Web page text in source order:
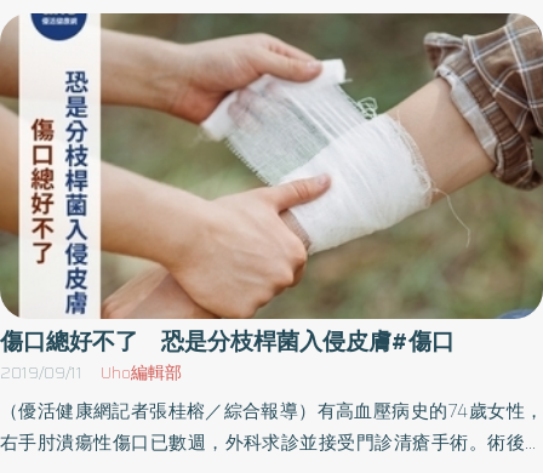
分。但若傷口較深、出血明顯、出現組織液、清洗後未充分乾燥、
傷口邊緣不規則、面積較大的傷口、整片的擦傷，或傷口有潰爛、
化膿等感染症狀，不可使用液體OK繃，以免造成更嚴重的感染。大
傷口適用人工皮由於液體OK繃無法吸附多餘的組織液，也不能保持
傷口溼潤，反而會阻礙傷口縮小及癒合，如果傷口乾淨、面積較大
的話，建議改用「人工皮」。針對乾淨的表淺傷口，使用透氣、防
水的水膠體材質的人工皮，可稍微吸收傷口的組織液，減少疼痛
感，並幫助傷口癒合，也較不易留疤。
Hyunwoo Yuk表示，該膠帶可以密合柔軟、脆弱的組織，如肺部和
氣管等，未來還有助於連接醫療工具與身體組織。傷口組織水分多
手術縫合線有缺點根據《BBC》報導，麻省理工學院助理教授
Xuanhe Zhao指出，每年全球超過2.3億例大型外科手術，其中許多
需要縫合線來閉合傷口，過程中會對組織造成壓力，並可能導致傷
口感染、疼痛和疤痕。密合傷口並不簡單，因為組織上的水分會干
擾兩邊組織的黏附，現有組織膠水透過特殊分子排除水分，再將傷
口密合，卻需要幾分鐘或更長的時間，還可能沾黏其他部位。蜘蛛
雨天捕獵獲靈感 速黏雙面膠帶《MIT News》報導，研究人員從蜘蛛
在雨中獵食獲得靈感，蜘蛛會分泌富含多醣的黏液，吸收獵物表面
的水分，清出一塊乾燥部位可以黏附。為了製作仿生膠帶，研究團
隊使用聚丙烯酸─一種尿布常用物質，來吸收水分，並在黏附組織間
形成氫鍵連接，再透過一些酯類，產生更強的共價鍵鍵結，整個過
程只要5秒。為了讓組織密合更牢固，他們更添加了明膠和幾丁聚
糖，根據添加的比例和數量，讓膠帶維持幾天，甚至長達1年才被分
傷口總好不了 恐是分枝桿菌入侵皮膚#傷口
2019/09/11 Uho編輯部
（優活健康網記者張桂榕／綜合報導）有高血壓病史的74歲女性，
右手肘潰瘍性傷口已數週，外科求診並接受門診清瘡手術。術後傷